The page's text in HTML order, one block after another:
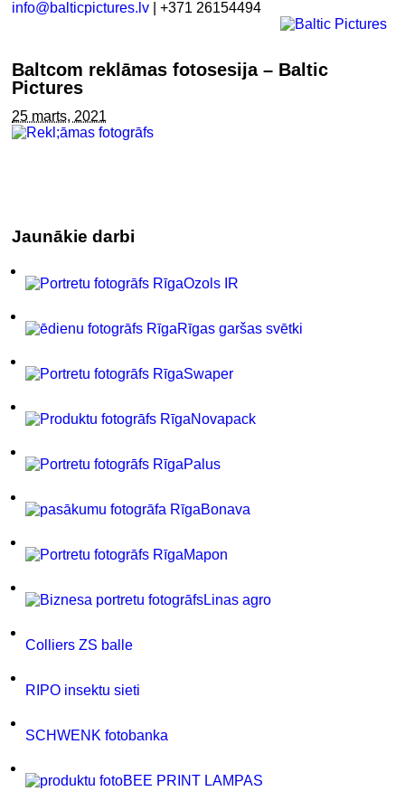
info@balticpictures.lv | +371 26154494
Baltcom reklāmas fotosesija – Baltic
Pictures
25 marts, 2021
Jaunākie darbi
Ozols IR
Rīgas garšas svētki
Swaper
Novapack
Palus
Bonava
Mapon
Linas agro
Colliers ZS balle
RIPO insektu sieti
SCHWENK fotobanka
BEE PRINT LAMPAS